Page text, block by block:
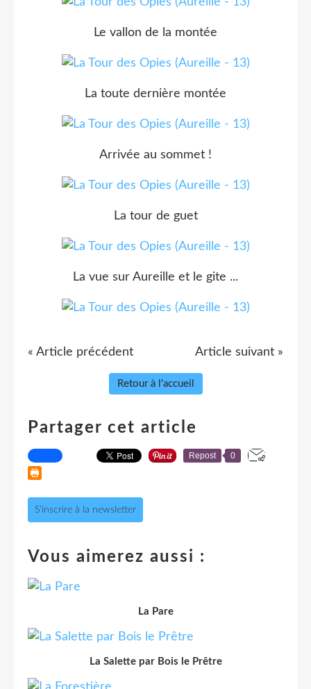
Le vallon de la montée
La toute dernière montée
Arrivée au sommet !
La tour de guet
La vue sur Aureille et le gite ...
« Article précédent Article suivant »
Retour à l'accueil
Partager cet article
Repost 0
S'inscrire à la newsletter
Vous aimerez aussi :
La Pare
La Salette par Bois le Prêtre